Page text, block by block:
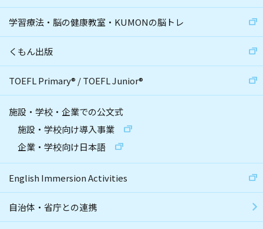
学習療法・脳の健康教室・KUMONの脳トレ
くもん出版
TOEFL Primary® /TOEFL Junior®
施設・学校・企業での公文式
施設・学校向け導入事業
企業・学校向け日本語
English Immersion Activities
自治体・省庁との連携